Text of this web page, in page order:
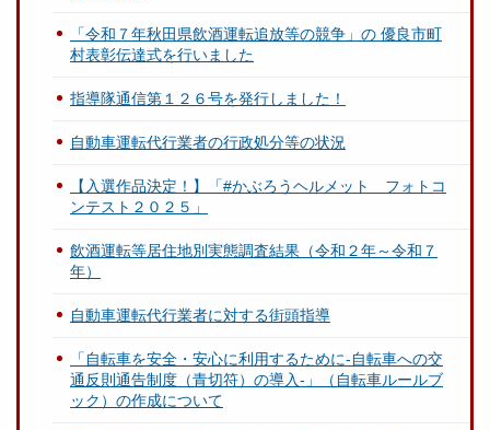
「令和７年秋田県飲酒運転追放等の競争」の 優良市町
村表彰伝達式を行いました
指導隊通信第１２６号を発行しました！
自動車運転代行業者の行政処分等の状況
【入選作品決定！】「#かぶろうヘルメット フォトコ
ンテスト２０２５」
飲酒運転等居住地別実態調査結果（令和２年～令和７
年）
自動車運転代行業者に対する街頭指導
「自転車を安全・安心に利用するために-自転車への交
通反則通告制度（青切符）の導入-」（自転車ルールブ
ック）の作成について